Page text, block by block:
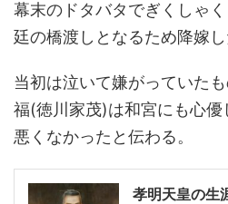
幕末のドタバタでぎくしゃ
廷の橋渡しとなるため降嫁し
当初は泣いて嫌がっていた
福(徳川家茂)は和宮にも心
悪くなかったと伝わる。
孝明天皇の生